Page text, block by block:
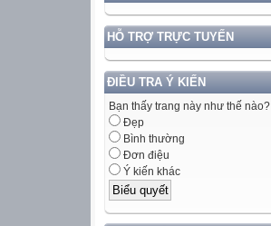
HỖ TRỢ TRỰC TUYẾN
ĐIỀU TRA Ý KIẾN
Bạn thấy trang này như thế nào?
Đẹp
Bình thường
Đơn điệu
Ý kiến khác